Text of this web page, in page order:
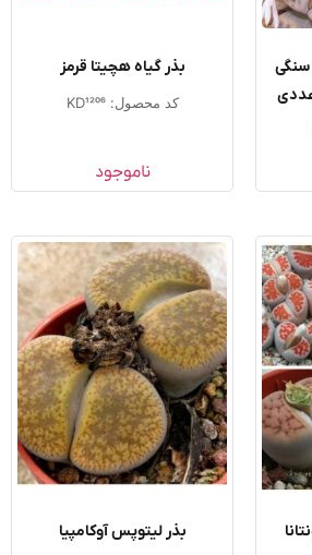
بذر گیاه هچیتا قرمز
کد محصول: KD1206
ناموجود
بذر لیتوپس آوکامپیا